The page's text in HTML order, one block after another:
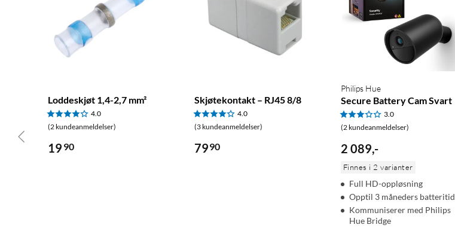
Loddeskjøt 1,4-2,7 mm²
4.0
(2 kundeanmeldelser)
19 90
Skjøtekontakt – RJ45 8/8
4.0
(3 kundeanmeldelser)
7990
Philips Hue
Secure Battery Cam Svart
3.0
(2 kundeanmeldelser)
2 089,-
Finnes i 2 varianter
Full HD-oppløsning
Opptil 3 måneders batteritid
Kommuniserer med Philips
Hue Bridge